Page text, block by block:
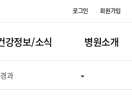
로그인 회원가입
강정보/소식 병원소개
과